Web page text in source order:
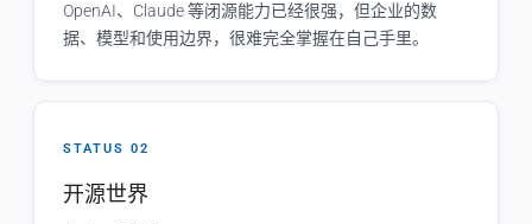
OpenAI、Claude 等闭源能力已经很强，但企业的数
据、模型和使用边界，很难完全掌握在自己手里。
STATUS 02
开源世界